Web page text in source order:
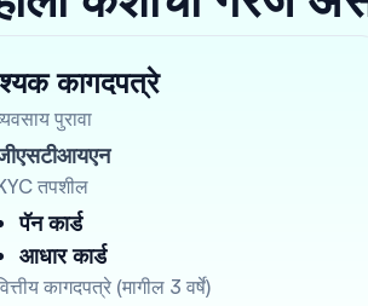
कागदपत्रे
पुरावा
तपशील
पॅन कार्ड
आधार कार्ड
कागदपत्रे (मागील 3 वर्षे)